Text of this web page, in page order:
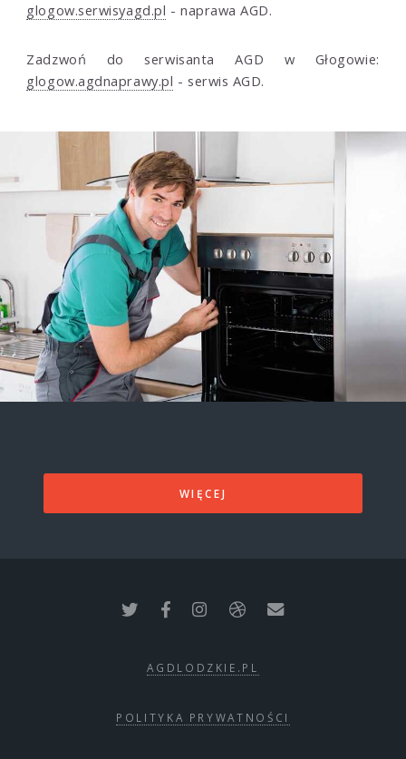
glogow.serwisyagd.pl - naprawa AGD.
Zadzwoń do serwisanta AGD w Głogowie:
glogow.agdnaprawy.pl - serwis AGD.
WIĘCEJ
AGDLODZKIE.PL
POLITYKA PRYWATNOŚCI